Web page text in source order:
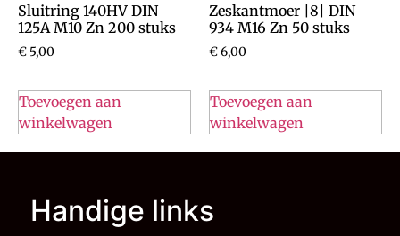
Sluitring 140HV DIN
125A M10 Zn 200 stuks
€ 5,00
Toevoegen aan
winkelwagen
Zeskantmoer |8| DIN
934 M16 Zn 50 stuks
€6,00
Toevoegen aan
winkelwagen
Handige links